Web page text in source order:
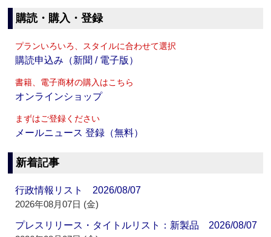
購読・購入・登録
プランいろいろ、スタイルに合わせて選択
購読申込み（新聞 / 電子版）
書籍、電子商材の購入はこちら
オンラインショップ
まずはご登録ください
メールニュース 登録（無料）
新着記事
行政情報リスト 2026/08/07
2026年08月07日 (金)
プレスリリース・タイトルリスト：新製品 2026/08/07